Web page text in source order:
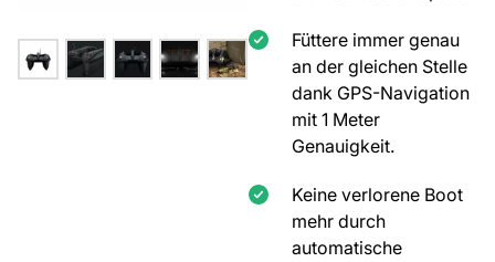
Füttere immer genau
an der gleichen Stelle
dank GPS-Navigation
mit 1 Meter
Genauigkeit.
Keine verlorene Boot
mehr durch
automatische